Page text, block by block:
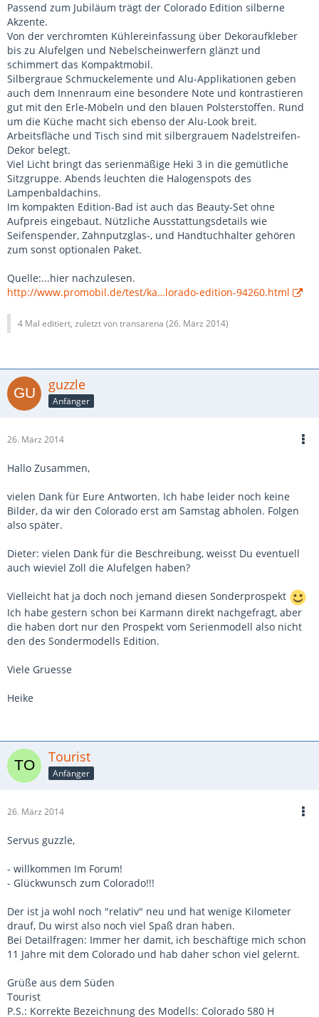
Passend zum Jubiläum trägt der Colorado Edition silberne
Akzente.
Von der verchromten Kühlereinfassung über Dekoraufkleber
bis zu Alufelgen und Nebelscheinwerfern glänzt und
schimmert das Kompaktmobil.
Silbergraue Schmuckelemente und Alu-Applikationen geben
auch dem Innenraum eine besondere Note und kontrastieren
gut mit den Erle-Möbeln und den blauen Polsterstoffen. Rund
um die Küche macht sich ebenso der Alu-Look breit.
Arbeitsfläche und Tisch sind mit silbergrauem Nadelstreifen-
Dekor belegt.
Viel Licht bringt das serienmäßige Heki 3 in die gemütliche
Sitzgruppe. Abends leuchten die Halogenspots des
Lampenbaldachins.
Im kompakten Edition-Bad ist auch das Beauty-Set ohne
Aufpreis eingebaut. Nützliche Ausstattungsdetails wie
Seifenspender, Zahnputzglas-, und Handtuchhalter gehören
zum sonst optionalen Paket.
Quelle:...hier nachzulesen.
http://www.promobil.de/test/ka…lorado-edition-94260.html
4 Mal editiert, zuletzt von transarena (26. März 2014)
guzzle
Anfänger
26. März 2014
Hallo Zusammen,
vielen Dank für Eure Antworten. Ich habe leider noch keine
Bilder, da wir den Colorado erst am Samstag abholen. Folgen
also später.
Dieter: vielen Dank für die Beschreibung, weisst Du eventuell
auch wieviel Zoll die Alufelgen haben?
Vielleicht hat ja doch noch jemand diesen Sonderprospekt
Ich habe gestern schon bei Karmann direkt nachgefragt, aber
die haben dort nur den Prospekt vom Serienmodell also nicht
den des Sondermodells Edition.
Viele Gruesse
Heike
Tourist
Anfänger
26. März 2014
Servus guzzle,
- willkommen Im Forum!
- Glückwunsch zum Colorado!!!
Der ist ja wohl noch "relativ" neu und hat wenige Kilometer
drauf, Du wirst also noch viel Spaß dran haben.
Bei Detailfragen: Immer her damit, ich beschäftige mich schon
11 Jahre mit dem Colorado und hab daher schon viel gelernt.
Grüße aus dem Süden
Tourist
P.S.: Korrekte Bezeichnung des Modells: Colorado 580 H